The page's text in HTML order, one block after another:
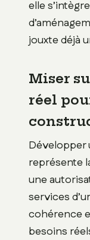
elle
jouxte déjà
Miser
réel
Développer
représente
une
services
cohérence
besoins